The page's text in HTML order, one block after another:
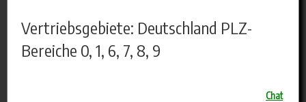
Vertriebsgebiete: Deutschland PLZ-
Bereiche 0, 1, 6, 7, 8, 9
Chat